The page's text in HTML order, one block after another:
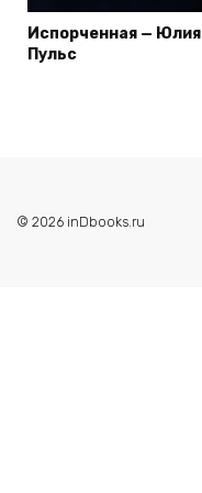
Испорченная — Юлия
Пульс
© 2026 inDbooks.ru